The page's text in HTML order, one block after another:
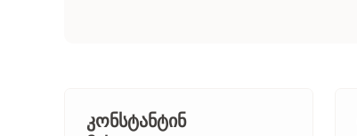
კონსტანტინ